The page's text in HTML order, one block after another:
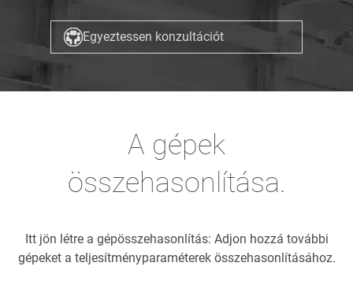
Egyeztessen konzultációt
A gépek
összehasonlítása.
Itt jön létre a gépösszehasonlítás: Adjon hozzá további
gépeket a teljesítményparaméterek összehasonlításához.